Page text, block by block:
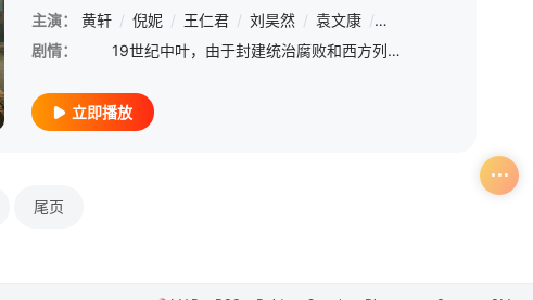
主演：
黄轩 / 倪妮 / 王仁君 / 刘昊然 / 袁文康 / 祖峰
剧情：
19世纪中叶，由于封建统治腐败和西方列强入侵，中国逐渐沦为半殖民地半封建社会。洋人船坚炮利，轰开国门，伴随着一个个丧权辱国的不平等条约，古老的华夏大地被蚕食瓜分。清王庭倒台后，各方势力你方唱罢我登
立即播放
尾页